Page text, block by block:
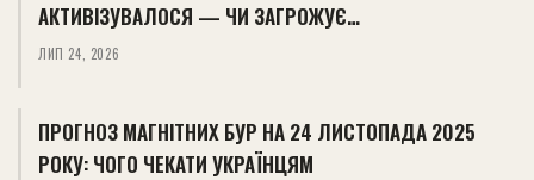
АКТИВІЗУВАЛОСЯ — ЧИ ЗАГРОЖУЄ…
ЛИП 24, 2026
ПРОГНОЗ МАГНІТНИХ БУР НА 24 ЛИСТОПАДА 2025
РОКУ: ЧОГО ЧЕКАТИ УКРАЇНЦЯМ